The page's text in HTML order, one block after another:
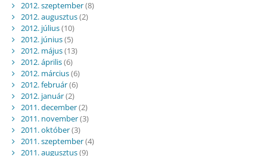
2012. szeptember(8)
2012. augusztus(2)
2012. július(10)
2012. június(5)
2012. május(13)
2012. április(6)
2012. március(6)
2012. február(6)
2012. január(2)
2011. december(2)
2011. november(3)
2011. október(3)
2011. szeptember(4)
2011. augusztus(9)